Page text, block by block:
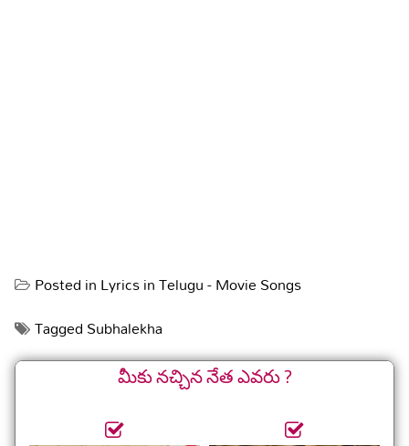
Posted inLyrics in Telugu - Movie Songs
TaggedSubhalekha
మీకు నచ్చిన నేత ఎవరు ?